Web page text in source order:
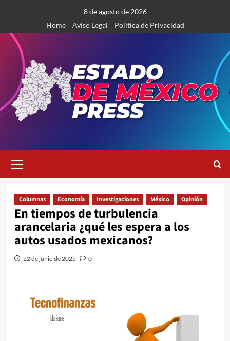
contenido
8 de agosto de 2026
Home
Aviso Legal Politica de Privacidad
primario
Columnas Economía Investigaciones México Opinión
En tiempos de turbulencia
arancelaria ¿qué les espera a los
autos usados mexicanos?
22 de junio de 2025 0